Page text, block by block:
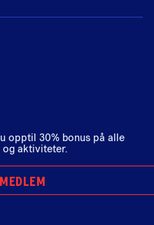
opptil 30% bonus på alle
aktiviteter.